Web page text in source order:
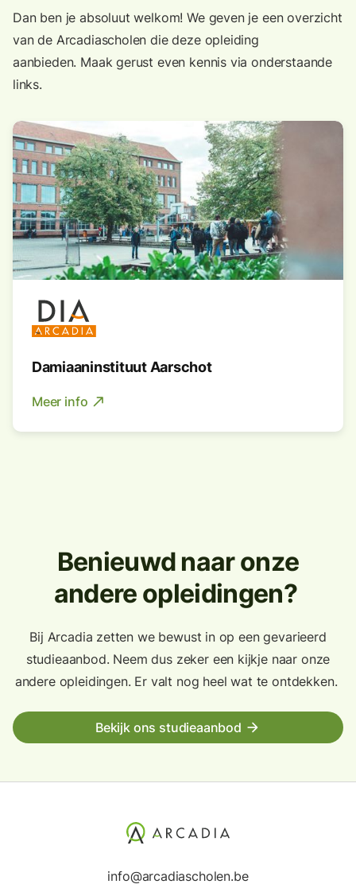
Dan ben je absoluut welkom! We geven je een overzicht
van de Arcadiascholen die deze opleiding
aanbieden. Maak gerust even kennis via onderstaande
links.
Damiaaninstituut Aarschot
Meer info north_east
Benieuwd naar onze
andere opleidingen?
Bij Arcadia zetten we bewust in op een gevarieerd
studieaanbod. Neem dus zeker een kijkje naar onze
andere opleidingen. Er valt nog heel wat te ontdekken.
Bekijk ons studieaanbod arrow_forward
info@arcadiascholen.be